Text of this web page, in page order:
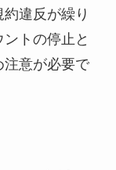
違反が繰り
トの停止と
注意が必要で